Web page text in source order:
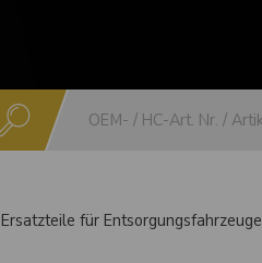
Ersatzteile für Entsorgungsfahrzeuge